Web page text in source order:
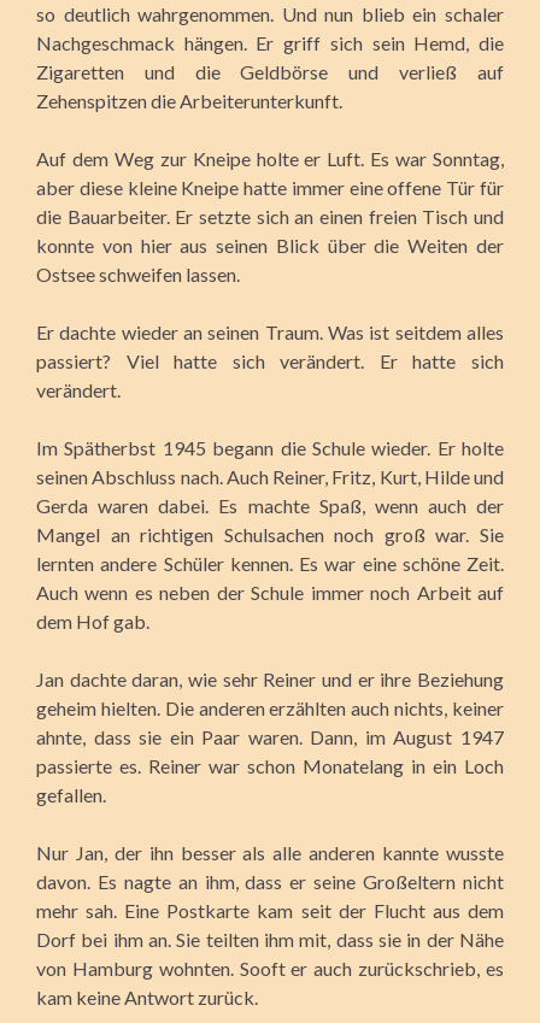
so deutlich wahrgenommen. Und nun blieb ein schaler
Nachgeschmack hängen. Er griff sich sein Hemd, die
Zigaretten und die Geldbörse und verließ auf
Zehenspitzen die Arbeiterunterkunft.
Auf dem Weg zur Kneipe holte er Luft. Es war Sonntag,
aber diese kleine Kneipe hatte immer eine offene Tür für
die Bauarbeiter. Er setzte sich an einen freien Tisch und
konnte von hier aus seinen Blick über die Weiten der
Ostsee schweifen lassen.
Er dachte wieder an seinen Traum. Was ist seitdem alles
passiert? Viel hatte sich verändert. Er hatte sich
verändert.
Im Spätherbst 1945 begann die Schule wieder. Er holte
seinen Abschluss nach. Auch Reiner, Fritz, Kurt, Hilde und
Gerda waren dabei. Es machte Spaß, wenn auch der
Mangel an richtigen Schulsachen noch groß war. Sie
lernten andere Schüler kennen. Es war eine schöne Zeit.
Auch wenn es neben der Schule immer noch Arbeit auf
dem Hof gab.
Jan dachte daran, wie sehr Reiner und er ihre Beziehung
geheim hielten. Die anderen erzählten auch nichts, keiner
ahnte, dass sie ein Paar waren. Dann, im August 1947
passierte es. Reiner war schon Monatelang in ein Loch
gefallen.
Nur Jan, der ihn besser als alle anderen kannte wusste
davon. Es nagte an ihm, dass er seine Großeltern nicht
mehr sah. Eine Postkarte kam seit der Flucht aus dem
Dorf bei ihm an. Sie teilten ihm mit, dass sie in der Nähe
von Hamburg wohnten. Sooft er auch zurückschrieb, es
kam keine Antwort zurück.